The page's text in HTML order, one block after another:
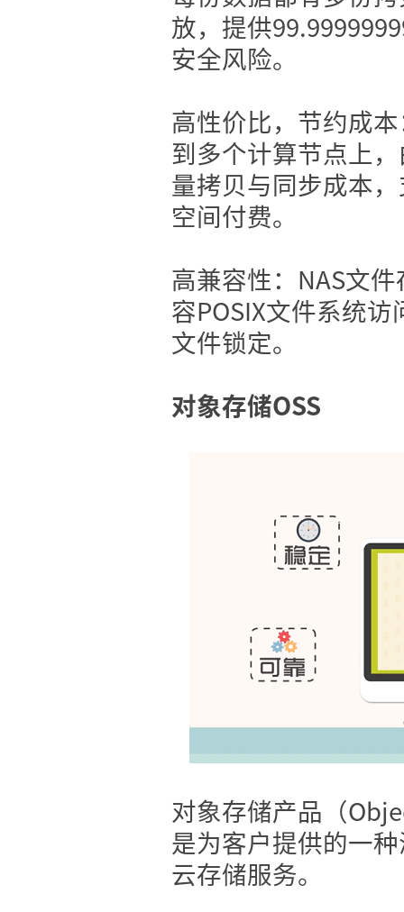
放，提供
安全风险。
高性价比，节约成
到多个计算节点上
量拷贝与同步成本
空间付费。
高兼容性：NAS文
容POSIX文件系统
文件锁定。
对象存储OSS
对象存储产品（
是为客户提供的一
云存储服务。